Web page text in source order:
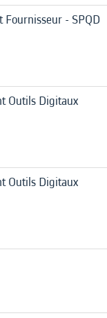
- SPQD
Outils Digitaux
Outils Digitaux